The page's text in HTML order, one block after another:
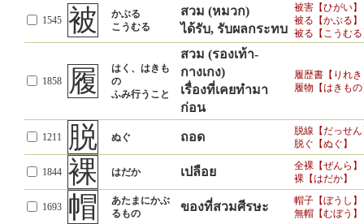
1545 被
かぶる
こうむる
สวม (หมวก)
ได้รับ, รับผลกระทบ
被害【ひがい】
被る【かぶる】
被る【こうむ
1858 履
はく、はきも
の
ふみ行うこと
สวม (รองเท้า-
กางเกง)
เรื่องที่เคยทำมา
ก่อน
履歴書【りれ
履物【はきも
1211 脱 ぬぐ ถอด
脱線【だっせ
脱ぐ【ぬぐ】
1844 裸 はだか เปลือย
全裸【ぜんら】
裸【はだか】
1693 帽
あたまにかぶ
るもの
ของที่สวมศีรษะ
帽子【ぼうし】
無帽【むぼう】